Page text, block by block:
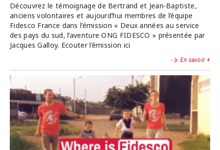
Découvrez le témoignage de Bertrand et Jean-Baptiste,
anciens volontaires et aujourd’hui membres de l’équipe
Fidesco France dans l’émission « Deux années au service
des pays du sud, l’aventure ONG FIDESCO » présentée par
Jacques Galloy. Ecouter l’émission ici
En savoir +